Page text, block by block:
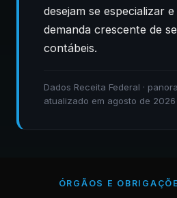
desejam se especializar
demanda crescente de
contábeis.
Dados Receita Federal ·
atualizado em agosto de 2026
ÓRGÃOS E